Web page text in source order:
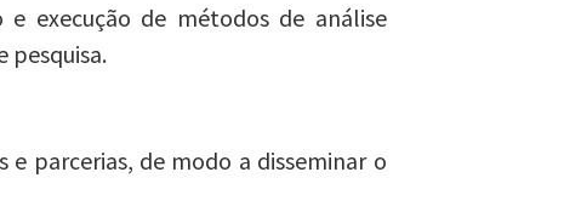
execução de métodos de análise
pesquisa.
parcerias, de modo a disseminar o